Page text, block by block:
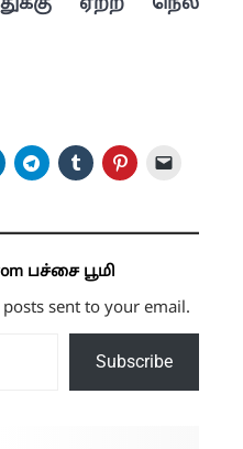
ஏற்ற நெல்
பச்சை பூமி
sent to your email.
Subscribe